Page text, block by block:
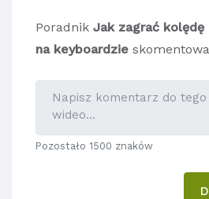
Poradnik Jak zagrać
na keyboardzie
Pozostało 1500 znaków